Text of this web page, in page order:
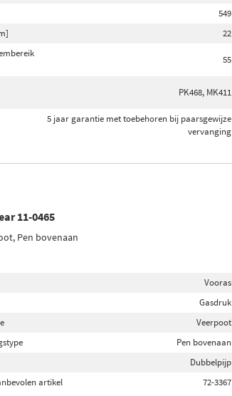
549
22
55
PK468, MK411
5 jaar garantie met toebehoren bij paarsgewijze
vervanging
11-0465
Pen bovenaan
Vooras
Gasdruk
Veerpoot
Pen bovenaan
Dubbelpijp
artikel
72-3367